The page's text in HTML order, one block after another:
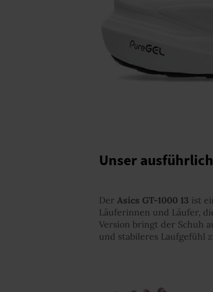
Unser
Der Asics GT-1000 13 ist
Läuferinnen und Läufer,
Version bringt der Schuh
und stabileres Laufgefühl